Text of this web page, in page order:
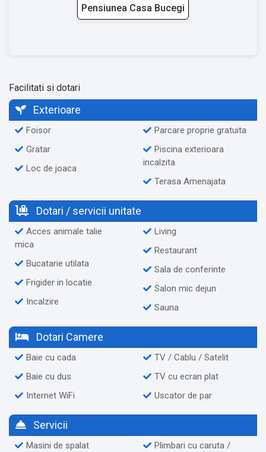
Pensiunea Casa Bucegi
Facilitati si dotari
Exterioare
Foisor
Gratar
Loc de joaca
Parcare proprie gratuita
Piscina exterioara
incalzita
Terasa Amenajata
Dotari / servicii unitate
Acces animale talie
mica
Bucatarie utilata
Frigider in locatie
Incalzire
Living
Restaurant
Sala de conferinte
Salon mic dejun
Sauna
Dotari Camere
Baie cu cada
Baie cu dus
Internet WiFi
TV / Cablu / Satelit
TV cu ecran plat
Uscator de par
Servicii
Masini de spalat
Plimbari cu caruta /